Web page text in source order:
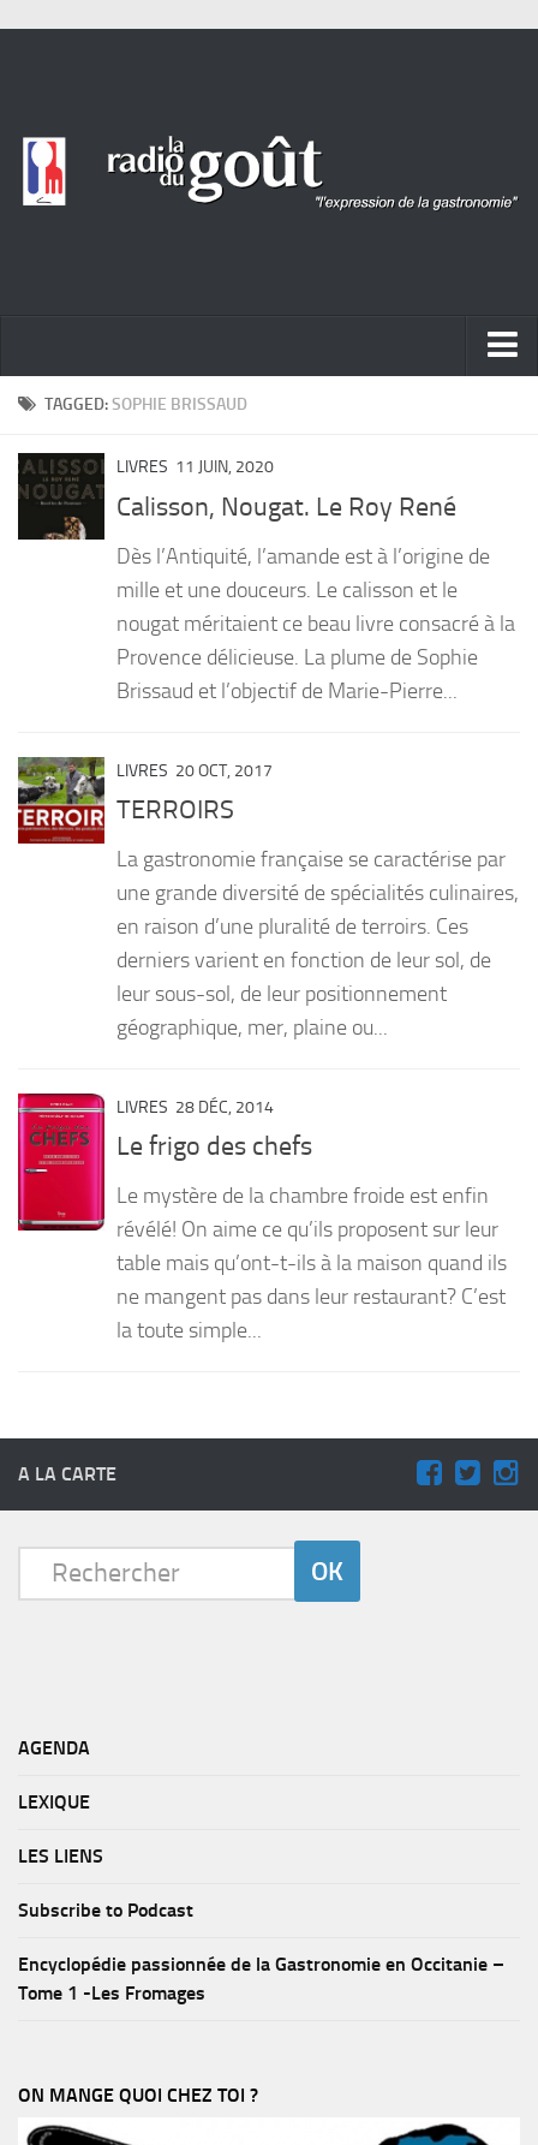
ACTUALITÉ
PORTRAITS
LIVRES
Sauces
TAGGED:SOPHIE BRISSAUD
LIVRES 11 JUIN, 2020
Calisson, Nougat. Le Roy René
Dès l’Antiquité, l’amande est à l’origine de
mille et une douceurs. Le calisson et le
nougat méritaient ce beau livre consacré à la
Provence délicieuse. La plume de Sophie
Brissaud et l’objectif de Marie-Pierre...
LIVRES 20 OCT, 2017
TERROIRS
La gastronomie française se caractérise par
une grande diversité de spécialités culinaires,
en raison d’une pluralité de terroirs. Ces
derniers varient en fonction de leur sol, de
leur sous-sol, de leur positionnement
géographique, mer, plaine ou...
LIVRES 28 DÉC, 2014
Le frigo des chefs
Le mystère de la chambre froide est enfin
révélé! On aime ce qu’ils proposent sur leur
table mais qu’ont-t-ils à la maison quand ils
ne mangent pas dans leur restaurant? C’est
la toute simple...
A LA CARTE
AGENDA
LEXIQUE
LES LIENS
Subscribe to Podcast
Encyclopédie passionnée de la Gastronomie en Occitanie –
Tome 1 -Les Fromages
ON MANGE QUOI CHEZ TOI ?